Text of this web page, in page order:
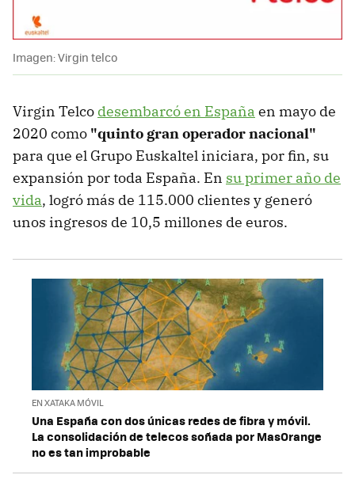
Imagen: Virgin telco
Virgin Telco desembarcó en España en mayo de
2020 como "quinto gran operador nacional"
para que el Grupo Euskaltel iniciara, por fin, su
expansión por toda España. En su primer año de
vida, logró más de 115.000 clientes y generó
unos ingresos de 10,5 millones de euros.
EN XATAKA MÓVIL
Una España con dos únicas redes de fibra y móvil.
La consolidación de telecos soñada por MasOrange
no es tan improbable